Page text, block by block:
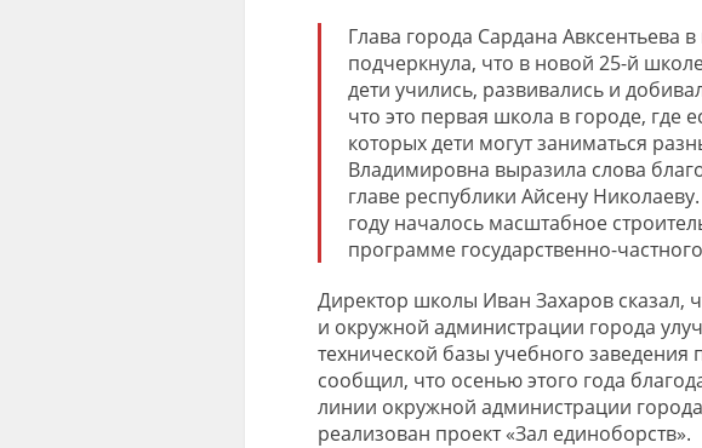
Глава города Сардана Авксентьева
подчеркнула, что в новой 25-й
дети учились, развивались и
что это первая школа в городе, где
которых дети могут заниматься
Владимировна выразила слова
главе республики Айсену
году началось масштабное
программе государственно-
Директор школы Иван Захаров сказал,
и окружной администрации города
технической базы учебного заведения
сообщил, что осенью этого года
линии окружной администрации
реализован проект «Зал единоборств».